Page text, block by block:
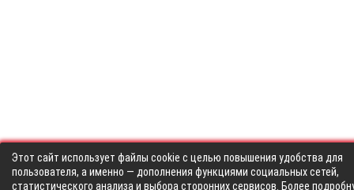
Этот сайт использует файлы cookie с целью повышения удобства для
пользователя, а именно — дополнения функциями социальных сетей,
статистического анализа и выбора сторонних сервисов. Более